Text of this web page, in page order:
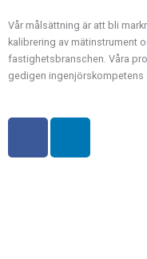
Vår målsättning är att bli
kalibrering av mätinstrument
fastighetsbranschen. Våra
gedigen ingenjörskompetens